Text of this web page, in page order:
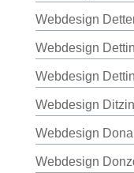
Webdesign
Webdesign
Webdesign
Webdesign
Webdesign
Webdesign